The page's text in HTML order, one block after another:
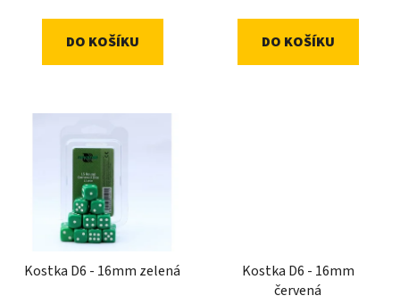
DO KOŠÍKU DO KOŠÍKU
Kostka D6 - 16mm zelená
Kostka D6 - 16mm
červená